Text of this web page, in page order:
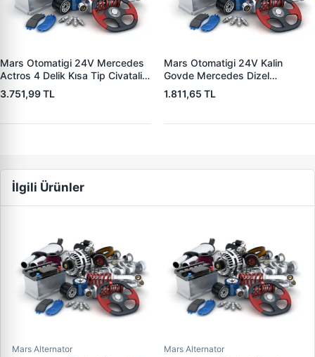
Mars Otomatigi 24V Mercedes
Actros 4 Delik Kısa Tip Civatali
Model Tipi 1941 | ZM 0832 |
OEM ZM 0832
3.751,99 TL
Mars Otomatigi 24V Kalin
Govde Mercedes Dizel
(CBSB703) Bosch Tipi 3 Delik
DAF ,Deutz,Ihc,Iveco,Khd,
241,616 / | ZM 0545 | OEM
1.811,65 TL
İlgili Ürünler
Mars Alternator Mars Alternator